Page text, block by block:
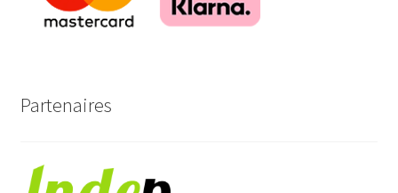
Partenaires